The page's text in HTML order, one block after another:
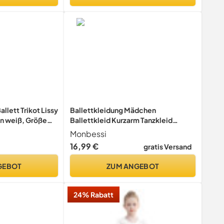
Trikot Lissy
weiß, Größe
Ballettkleidung Mädchen
Ballettkleid Kurzarm Tanzkleid
Balletttrikot aus Baumwolle mit
Chiffon Rock Tütü 2-11Jahre 90-150
CM (140, Rosa)
Monbessi
16,99 €
gratis Versand
ZUM ANGEBOT
24% Rabatt